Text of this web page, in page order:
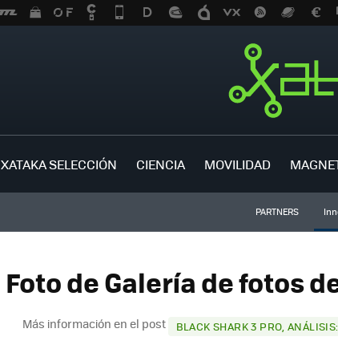
XATAKA SELECCIÓN CIENCIA MOVILIDAD
PARTNERS
Foto de Galería de fotos
Más información en el post BLACK SHARK 3 PRO,